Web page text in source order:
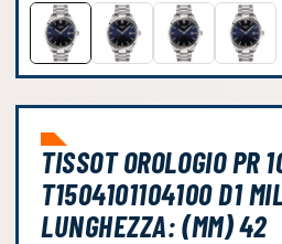
TISSOT OROLOGIO PR
T1504101104100 D1
LUNGHEZZA: (MM) 42